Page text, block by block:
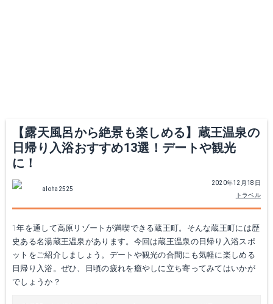
【露天風呂から絶景も楽しめる】蔵王温泉の
日帰り入浴おすすめ13選！デートや観光
に！
2020年12月18日
トラベル
aloha2525
1年を通して高原リゾートが満喫できる蔵王町。そんな蔵王町には歴
史ある名湯蔵王温泉があります。今回は蔵王温泉の日帰り入浴スポ
ットをご紹介しましょう。デートや観光の合間にも気軽に楽しめる
日帰り入浴。ぜひ、日頃の疲れを癒やしに立ち寄ってみてはいかが
でしょうか？